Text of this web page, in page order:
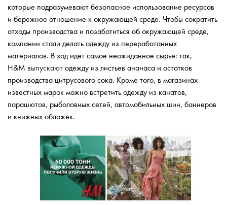
которые подразумевают безопасное использование ресурсов
и бережное отношение к окружающей среде. Чтобы сократить
отходы производства и позаботиться об окружающей среде,
компании стали делать одежду из переработанных
материалов. В ход идет самое неожиданное сырье: так,
H&M выпускают одежду из листьев ананаса и остатков
производства цитрусового сока. Кроме того, в магазинах
известных марок можно встретить одежду из канатов,
парашютов, рыболовных сетей, автомобильных шин, баннеров
и книжных обложек.